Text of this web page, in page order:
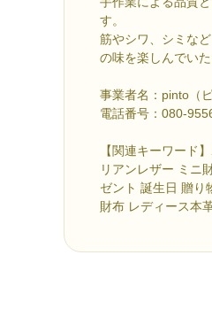
す。
筋やシワ、シミな
の味を楽しんでいた
事業者名：pinto（ピ
電話番号：080-
【関連キーワード
リアンレザー ミニ
ゼント 誕生日 贈り
財布 レディース本